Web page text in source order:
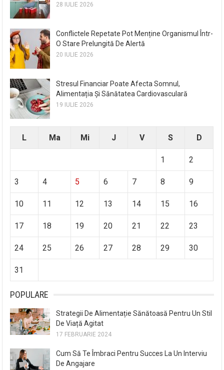
28 IULIE 2026
Conflictele Repetate Pot Menține Organismul Într-
O Stare Prelungită De Alertă
20 IULIE 2026
Stresul Financiar Poate Afecta Somnul,
Alimentația Și Sănătatea Cardiovasculară
19 IULIE 2026
L Ma Mi J V S D
1 2
3 4 5 6 7 8 9
10 11 12 13 14 15 16
17 18 19 20 21 22 23
24 25 26 27 28 29 30
31
POPULARE
Strategii De Alimentație Sănătoasă Pentru Un Stil
De Viață Agitat
17 FEBRUARIE 2024
Cum Să Te Îmbraci Pentru Succes La Un Interviu
De Angajare